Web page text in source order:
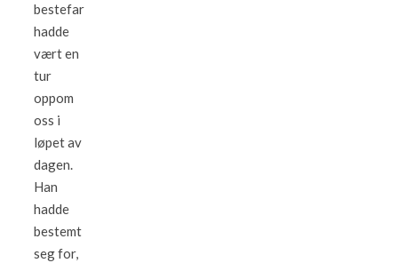
bestefar
hadde
vært en
tur
oppom
oss i
løpet av
dagen.
Han
hadde
bestemt
seg for,